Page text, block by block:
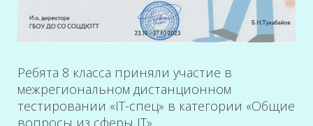
Ребята 8 класса приняли участие в
межрегиональном дистанционном
тестировании «IT-спец» в категории «Общие
вопросы из сферы IT».